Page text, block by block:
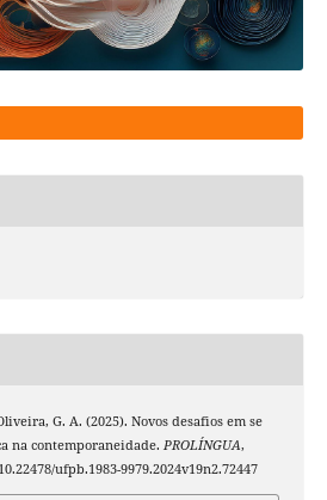
G. A. (2025). Novos desafios em se
na contemporaneidade. PROLÍNGUA,
ufpb.1983-9979.2024v19n2.72447